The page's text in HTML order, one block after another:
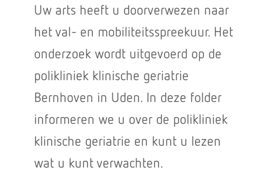
Uw arts heeft u doorverwezen naar
het val- en mobiliteitsspreekuur. Het
onderzoek wordt uitgevoerd op de
polikliniek klinische geriatrie
Bernhoven in Uden. In deze folder
informeren we u over de polikliniek
klinische geriatrie en kunt u lezen
wat u kunt verwachten.